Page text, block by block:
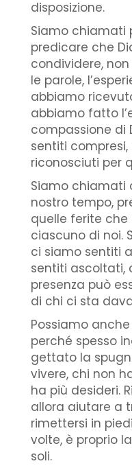
disposizione.
Siamo chiamati
predicare che
condividere,
le parole,
abbiamo
abbiamo fatto
compassione di
sentiti
riconosciuti per
Siamo chiamati
nostro tempo,
quelle ferite che
ciascuno di noi.
ci siamo sentiti
sentiti ascoltati,
presenza può
di chi ci sta
Possiamo
perché spesso
gettato la
vivere, chi non
ha più desideri.
allora aiutare a
rimettersi in
volte, è proprio
soli.